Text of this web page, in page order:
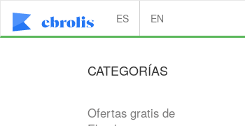
ES EN
CATEGORÍAS
Ofertas gratis de